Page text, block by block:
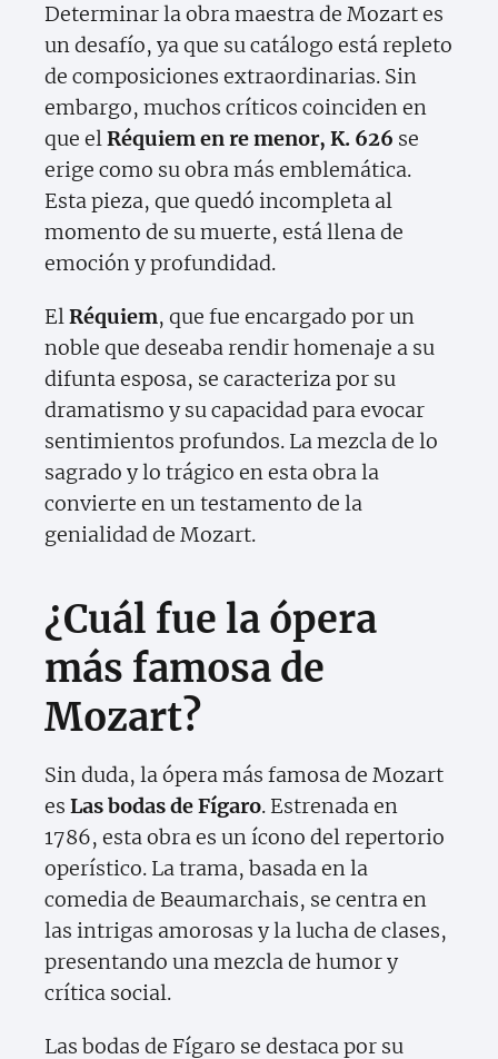
Determinar la obra maestra de Mozart es
un desafío, ya que su catálogo está repleto
de composiciones extraordinarias. Sin
embargo, muchos críticos coinciden en
que elRéquiem en re menor, K. 626 se
erige como su obra más emblemática.
Esta pieza, que quedó incompleta al
momento de su muerte, está llena de
emoción y profundidad.
ElRéquiem, que fue encargado por un
noble que deseaba rendir homenaje a su
difunta esposa, se caracteriza por su
dramatismo y su capacidad para evocar
sentimientos profundos. La mezcla de lo
sagrado y lo trágico en esta obra la
convierte en un testamento de la
genialidad de Mozart.
¿Cuál fue la ópera
más famosa de
Mozart?
Sin duda, la ópera más famosa de Mozart
es Las bodas de Fígaro. Estrenada en
1786, esta obra es un ícono del repertorio
operístico. La trama, basada en la
comedia de Beaumarchais, se centra en
las intrigas amorosas y la lucha de clases,
presentando una mezcla de humor y
crítica social.
Las bodas de Fígaro se destaca por su